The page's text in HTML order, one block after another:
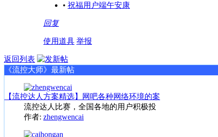
• 祝福用户端午安康
回复
使用道具 举报
返回列表
《流控大师》最新帖
【流控达人方案精选】网吧各种网络环境的案
流控达人比赛，全国各地的用户积极投
作者: zhengwencai